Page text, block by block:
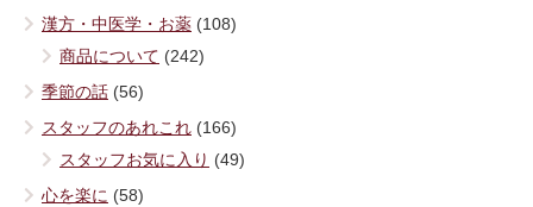
漢方・中医学・お薬 (108)
商品について (242)
季節の話 (56)
スタッフのあれこれ (166)
スタッフお気に入り (49)
心を楽に (58)